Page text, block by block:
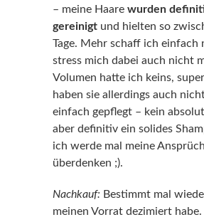
– meine Haare wurden
gereinigt und hielten so
Tage. Mehr schaff ich einfach
stress mich dabei auch nicht
Volumen hatte ich keins,
haben sie allerdings auch
einfach gepflegt – kein
aber definitiv ein solides
ich werde mal meine
überdenken ;).
Nachkauf: Bestimmt mal
meinen Vorrat dezimiert habe.